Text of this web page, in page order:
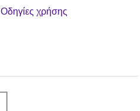
Οδηγίες χρήσης